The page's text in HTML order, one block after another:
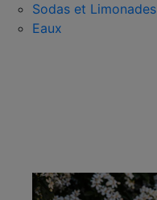
Sodas et Limonades
Eaux